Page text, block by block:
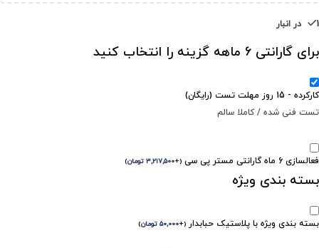
1 در انبار
برای گارانتی 6 ماهه گزینه را انتخاب کنید
کارکرده - 15 روز مهلت تست (رایگان)
تست فنی شده / کاملا سالم
فعالسازی 6 ماه گارانتی مستر پی سی (
+۳,۲۱۷,۵۰۰ تومان)
بسته بندی ویژه
بسته بندی ویژه با پلاستیک حبابدار (
+۵۰,۰۰۰ تومان)